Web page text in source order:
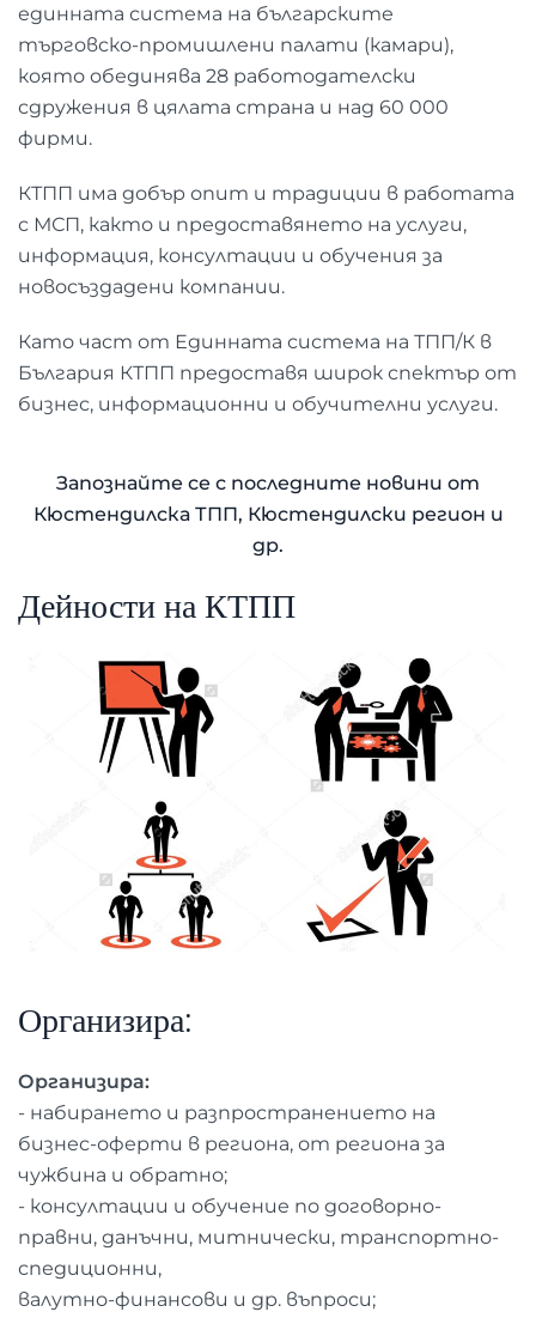
единната система на българските
търговско-промишлени палати (камари),
която обединява 28 работодателски
сдружения в цялата страна и над 60 000
фирми.
КТПП има добър опит и традиции в работата
с МСП, както и предоставянето на услуги,
информация, консултации и обучения за
новосъздадени компании.
Като част от Единната система на ТПП/К в
България КТПП предоставя широк спектър от
бизнес, информационни и обучителни услуги.
Запознайте се с последните новини от
Кюстендилска ТПП, Кюстендилски регион и
др.
Дейности на КТПП
Организира:
Организира:
- набирането и разпространението на
бизнес-оферти в региона, от региона за
чужбина и обратно;
- консултации и обучение по договорно-
правни, данъчни, митнически, транспортно-
спедиционни,
валутно-финансови и др. въпроси;